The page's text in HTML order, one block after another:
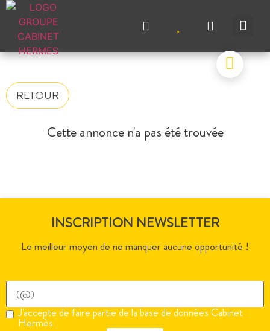
RETOUR
Cette annonce n'a pas été trouvée
INSCRIPTION NEWSLETTER
Le meilleur moyen de ne manquer aucune opportunité !
J'accepte de faire partie de la base de données Cabinet
Hermès